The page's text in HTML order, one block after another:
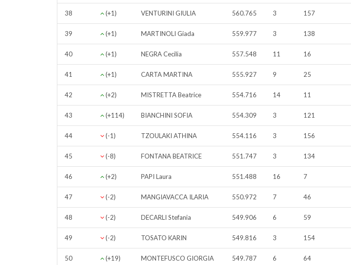
38 (+1) VENTURINI GIULIA 560.765 3 157
39 (+1) MARTINOLI Giada 559.977 3 138
40 (+1) NEGRA Cecilia 557.548 11 16
41 (+1) CARTA MARTINA 555.927 9 25
42 (+2) MISTRETTA Beatrice 554.716 14 11
43 (+114) BIANCHINI SOFIA 554.309 3 121
44 (-1) TZOULAKI ATHINA 554.116 3 156
45 (-8) FONTANA BEATRICE 551.747 3 134
46 (+2) PAPI Laura 551.488 16 7
47 (-2) MANGIAVACCA ILARIA 550.972 7 46
48 (-2) DECARLI Stefania 549.906 6 59
49 (-2) TOSATO KARIN 549.816 3 154
50 (+19) MONTEFUSCO GIORGIA 549.787 6 64